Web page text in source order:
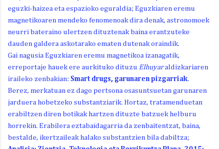
eguzki-haizea eta espazioko eguraldia; Eguzkiaren eremu
magnetikoaren mendeko fenomenoak dira denak, astronomoek
neurri bateraino ulertzen dituztenak baina erantzuteke
dauden galdera askotarako ematen dutenak oraindik.
Gai nagusia Eguzkiaren eremu magnetikoa izanagatik,
erreportaje hauek ere aurkituko dituzu Elhuyaraldizkariaren
iraileko zenbakian: Smart drugs, garunaren pizgarriak.
Berez, merkatuan ez dago pertsona osasuntsuetan garunaren
jarduera hobetzeko substantziarik. Hortaz, tratamenduetan
erabiltzen diren botikak hartzen dituzte batzuek helburu
horrekin. Erabilera eztabaidagarria da zenbaitentzat, baina,
bestalde, ikertzaileak halako substantzien bila dabiltza;